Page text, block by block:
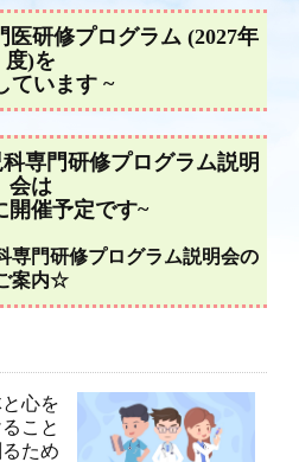
医研修プログラム (2027年
度)を
ています ~
専門研修プログラム説明
会は
開催予定です~
専門研修プログラム説明会の
案内☆
心を
こと
ため